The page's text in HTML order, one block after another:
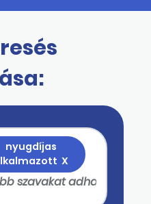
nyugdíjas
X